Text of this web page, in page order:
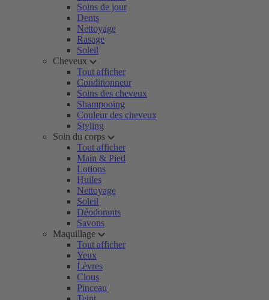
Soins de jour
Dents
Nettoyage
Rasage
Soleil
Cheveux
Tout afficher
Conditionneur
Soins des cheveux
Shampooing
Couleur des cheveux
Styling
Soin du corps
Tout afficher
Main & Pied
Lotions
Huiles
Nettoyage
Soleil
Déodorants
Savons
Maquillage
Tout afficher
Yeux
Lèvres
Clous
Pinceau